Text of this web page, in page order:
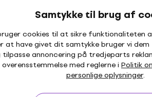
Samtykke til brug af
cookies til at sikre funktionaliteten
at have givet dit samtykke bruger vi
tilpasse annoncering på tredjeparts
overensstemmelse med reglerne i Politik
personlige oplysninger.